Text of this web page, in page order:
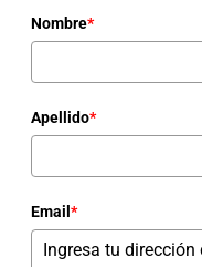
Nombre*
Apellido*
Email *